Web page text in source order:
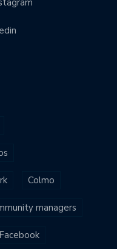
Colmo
managers
Facebook